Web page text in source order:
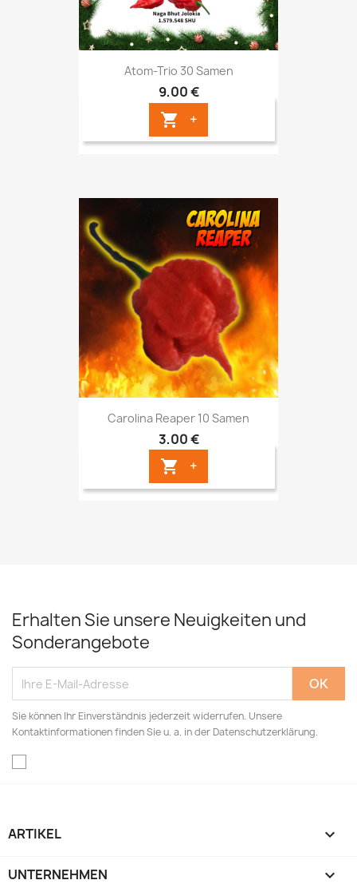
Atom-Trio 30 Samen
9,00 €
 +
Carolina Reaper 10 Samen
3,00 €
 +
Erhalten Sie unsere Neuigkeiten und
Sonderangebote
Sie können Ihr Einverständnis jederzeit widerrufen. Unsere
Kontaktinformationen finden Sie u. a. in der Datenschutzerklärung.
ARTIKEL 
UNTERNEHMEN 